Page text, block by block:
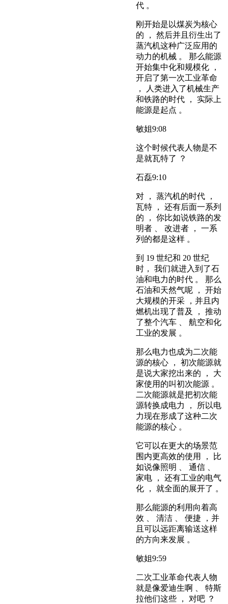
代 。
刚开始是以煤炭为核心
的 ， 然后并且衍生出了
蒸汽机这种广泛应用的
动力的机械 。 那么能源
开始集中化和规模化 ，
开启了第一次工业革命
， 人类进入了机械生产
和铁路的时代 ， 实际上
能源是起点 。
敏姐9:08
这个时候代表人物是不
是就瓦特了 ？
石磊9:10
对 ， 蒸汽机的时代 ，
瓦特 ， 还有后面一系列
的 ， 你比如说铁路的发
明者 、 改进者 ， 一系
列的都是这样 。
到 19 世纪和 20 世纪
时， 我们就进入到了石
油和电力的时代 。 那么
石油和天然气呢 ， 开始
大规模的开采 ，并且内
燃机出现了普及 ， 推动
了整个汽车 、 航空和化
工业的发展 。
那么电力也成为二次能
源的核心 ， 初次能源就
是说大家挖出来的 ， 大
家使用的叫初次能源 。
二次能源就是把初次能
源转换成电力 ， 所以电
力现在形成了这种二次
能源的核心 。
它可以在更大的场景范
围内更高效的使用 ， 比
如说像照明 、 通信 、
家电 ， 还有工业的电气
化 ， 就全面的展开了 。
那么能源的利用向着高
效 、 清洁 、 便捷 ，并
且可以远距离输送这样
的方向来发展 。
敏姐9:59
二次工业革命代表人物
就是像爱迪生啊 、 特斯
拉他们这些 ， 对吧 ？